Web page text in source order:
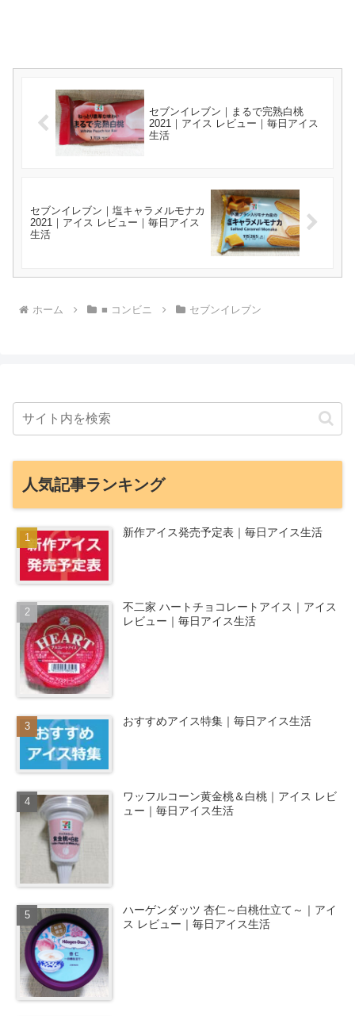
セブンイレブン｜まるで完熟白桃
2021｜アイス レビュー｜毎日アイス
生活
セブンイレブン｜塩キャラメルモナカ
2021｜アイス レビュー｜毎日アイス
生活
ホーム ■ コンビニ セブンイレブン
人気記事ランキング
新作アイス発売予定表｜毎日アイス生活
不二家 ハートチョコレートアイス｜アイス
レビュー｜毎日アイス生活
おすすめアイス特集｜毎日アイス生活
ワッフルコーン黄金桃＆白桃｜アイス レビ
ュー｜毎日アイス生活
ハーゲンダッツ 杏仁～白桃仕立て～｜アイ
ス レビュー｜毎日アイス生活